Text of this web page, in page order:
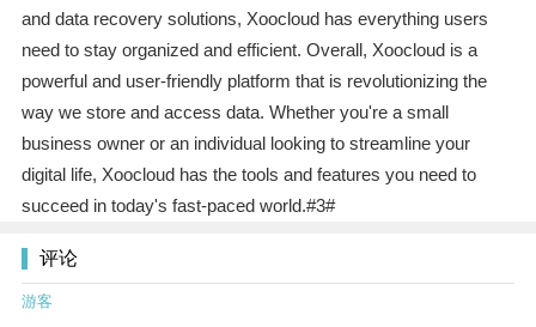
and data recovery solutions, Xoocloud has everything users
need to stay organized and efficient. Overall, Xoocloud is a
powerful and user-friendly platform that is revolutionizing the
way we store and access data. Whether you're a small
business owner or an individual looking to streamline your
digital life, Xoocloud has the tools and features you need to
succeed in today's fast-paced world.#3#
评论
游客